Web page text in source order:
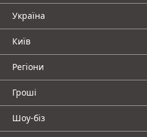
Україна
Київ
Регіони
Гроші
Шоу-біз